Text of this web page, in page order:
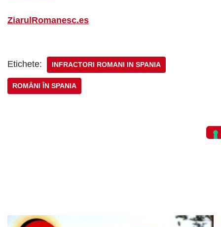
ZiarulRomanesc.es
Etichete: INFRACTORI ROMANI IN SPANIA
ROMÂNI ÎN SPANIA